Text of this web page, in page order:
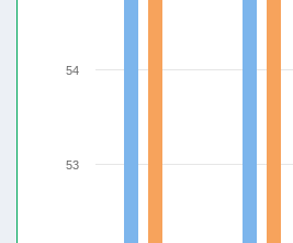
53
54